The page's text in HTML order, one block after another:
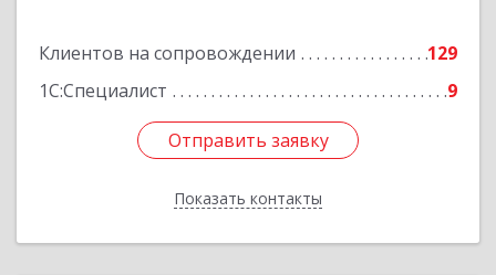
Клиентов на сопровождении
129
1С:Специалист
9
Отправить заявку
Показать контакты
Подробнее
Отправить заявку
Назад